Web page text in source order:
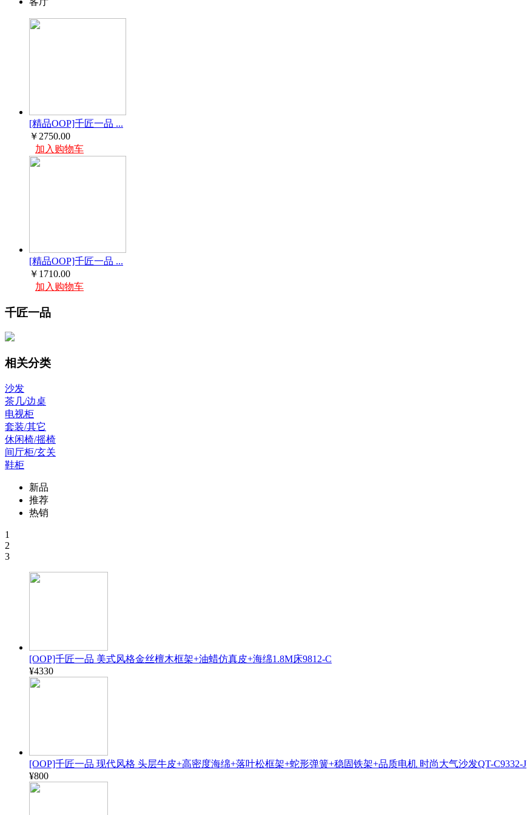
[精品OOP]千匠一品 ...
￥2750.00
加入购物车
[精品OOP]千匠一品 ...
￥1710.00
加入购物车
千匠一品
相关分类
沙发
茶几/边桌
电视柜
套装/其它
休闲椅/摇椅
间厅柜/玄关
鞋柜
新品
推荐
热销
1
2
3
[OOP]千匠一品 美式风格金丝檀木框架+油蜡仿真皮+海绵1.8M床9812-C
¥4330
[OOP]千匠一品 现代风格 头层牛皮+高密度海绵+落叶松框架+蛇形弹簧+稳固铁架+品质电机 时尚大气沙发QT-C9332-J
¥800